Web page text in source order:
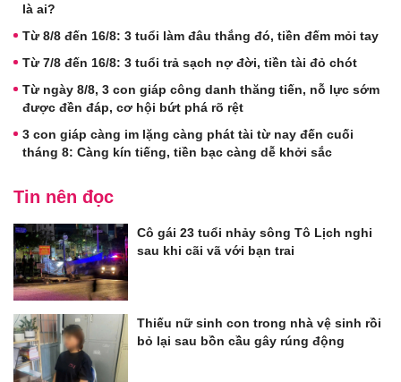
là ai?
Từ 8/8 đến 16/8: 3 tuổi làm đâu thắng đó, tiền đếm mỏi tay
Từ 7/8 đến 16/8: 3 tuổi trả sạch nợ đời, tiền tài đỏ chót
Từ ngày 8/8, 3 con giáp công danh thăng tiến, nỗ lực sớm
được đền đáp, cơ hội bứt phá rõ rệt
3 con giáp càng im lặng càng phát tài từ nay đến cuối
tháng 8: Càng kín tiếng, tiền bạc càng dễ khởi sắc
Tin nên đọc
Cô gái 23 tuổi nhảy sông Tô Lịch nghi
sau khi cãi vã với bạn trai
Thiếu nữ sinh con trong nhà vệ sinh rồi
bỏ lại sau bồn cầu gây rúng động